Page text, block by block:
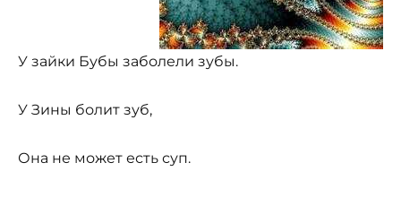
У зайки Бубы заболели зубы.
У Зины болит зуб,
Она не может есть суп.